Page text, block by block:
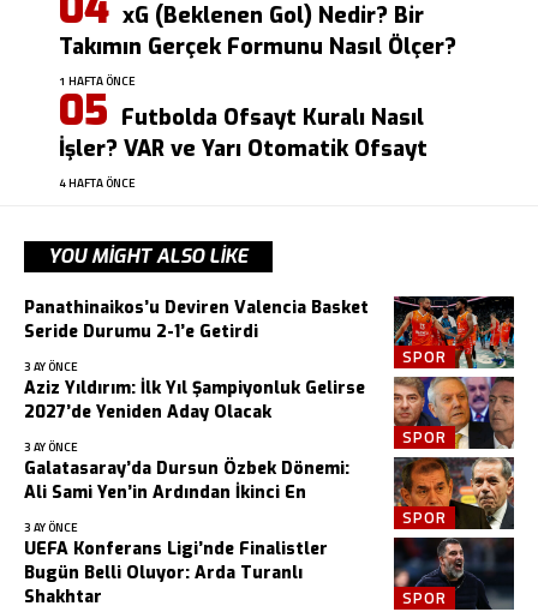
xG (Beklenen Gol) Nedir? Bir
Takımın Gerçek Formunu Nasıl Ölçer?
1 HAFTA ÖNCE
Futbolda Ofsayt Kuralı Nasıl
İşler? VAR ve Yarı Otomatik Ofsayt
4 HAFTA ÖNCE
YOU MIGHT ALSO LIKE
SPOR
Panathinaikos’u Deviren Valencia Basket
Seride Durumu 2-1’e Getirdi
3 AY ÖNCE
SPOR
Aziz Yıldırım: İlk Yıl Şampiyonluk Gelirse
2027’de Yeniden Aday Olacak
3 AY ÖNCE
SPOR
Galatasaray’da Dursun Özbek Dönemi:
Ali Sami Yen’in Ardından İkinci En
3 AY ÖNCE
SPOR
UEFA Konferans Ligi’nde Finalistler
Bugün Belli Oluyor: Arda Turanlı
Shakhtar